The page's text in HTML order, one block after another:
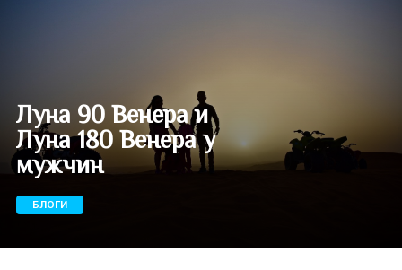
Луна 90 Венера и
Луна 180 Венера у
мужчин
БЛОГИ